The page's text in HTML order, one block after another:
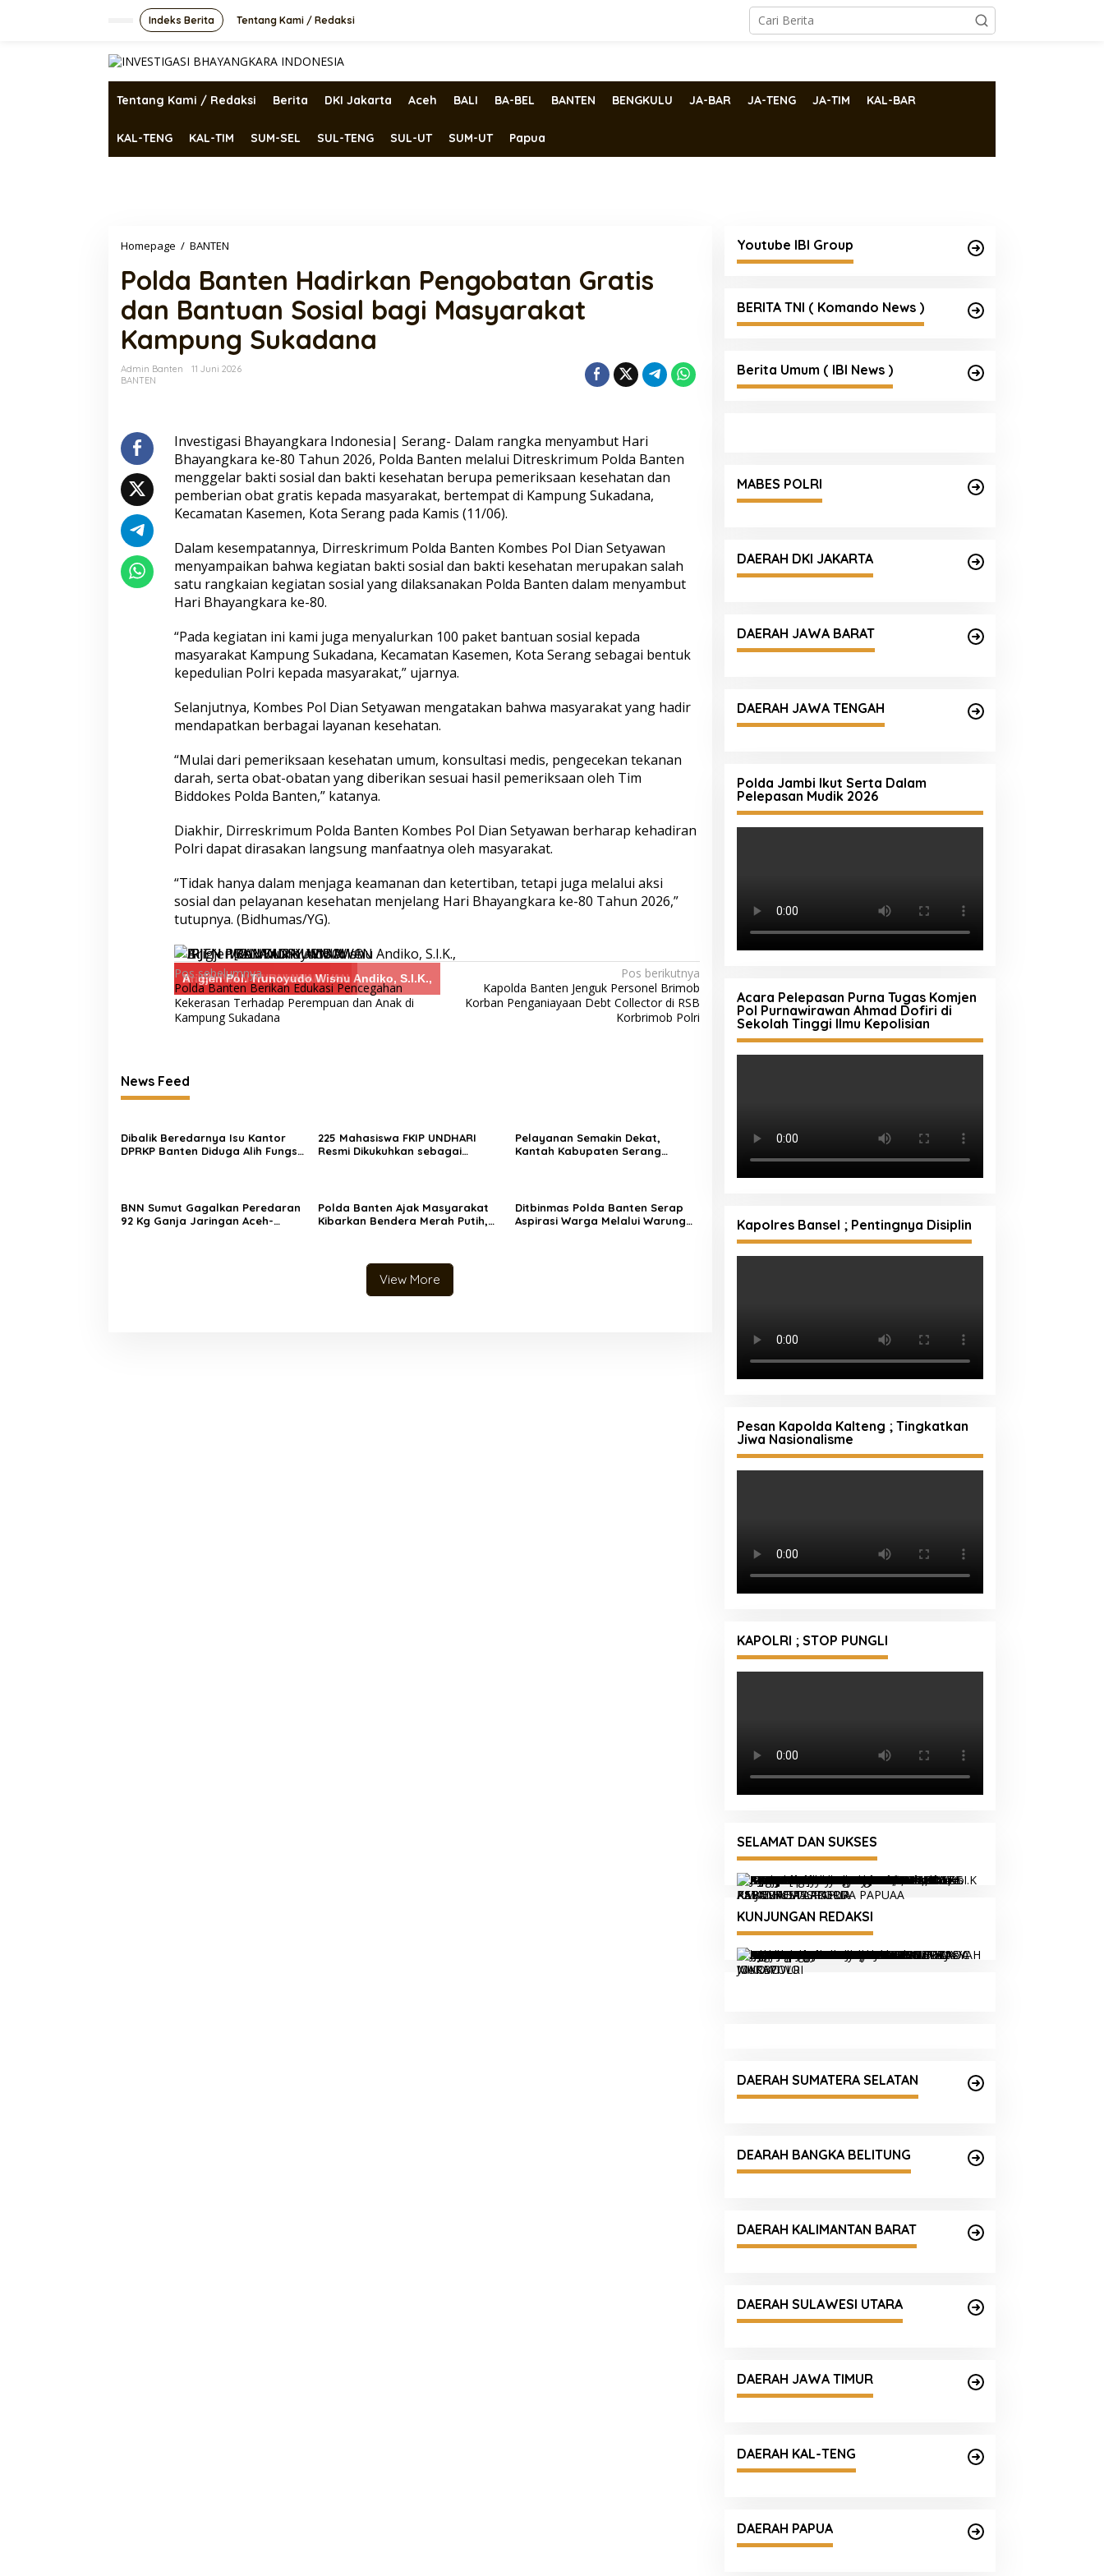
Indeks Berita Tentang Kami / Redaksi
Tentang Kami / Redaksi Berita DKI Jakarta Aceh BALI BA-BEL BANTEN BENGKULU JA-BAR JA-TENG JA-TIM KAL-BAR
KAL-TENG KAL-TIM SUM-SEL SUL-TENG SUL-UT SUM-UT Papua
Homepage / BANTEN
Hadirkan
Pengobatan
Gratis
dan
Bantuan
Sosial
bagi
Polda Banten Hadirkan Pengobatan Gratis
dan Bantuan Sosial bagi Masyarakat
Kampung Sukadana
Admin Banten
11 Juni 2026
BANTEN
Investigasi Bhayangkara Indonesia| Serang- Dalam rangka menyambut Hari
Bhayangkara ke-80 Tahun 2026, Polda Banten melalui Ditreskrimum Polda Banten
menggelar bakti sosial dan bakti kesehatan berupa pemeriksaan kesehatan dan
pemberian obat gratis kepada masyarakat, bertempat di Kampung Sukadana,
Kecamatan Kasemen, Kota Serang pada Kamis (11/06).
Dalam kesempatannya, Dirreskrimum Polda Banten Kombes Pol Dian Setyawan
menyampaikan bahwa kegiatan bakti sosial dan bakti kesehatan merupakan salah
satu rangkaian kegiatan sosial yang dilaksanakan Polda Banten dalam menyambut
Hari Bhayangkara ke-80.
“Pada kegiatan ini kami juga menyalurkan 100 paket bantuan sosial kepada
masyarakat Kampung Sukadana, Kecamatan Kasemen, Kota Serang sebagai bentuk
kepedulian Polri kepada masyarakat,” ujarnya.
Selanjutnya, Kombes Pol Dian Setyawan mengatakan bahwa masyarakat yang hadir
mendapatkan berbagai layanan kesehatan.
“Mulai dari pemeriksaan kesehatan umum, konsultasi medis, pengecekan tekanan
darah, serta obat-obatan yang diberikan sesuai hasil pemeriksaan oleh Tim
Biddokes Polda Banten,” katanya.
Diakhir, Dirreskrimum Polda Banten Kombes Pol Dian Setyawan berharap kehadiran
Polri dapat dirasakan langsung manfaatnya oleh masyarakat.
“Tidak hanya dalam menjaga keamanan dan ketertiban, tetapi juga melalui aksi
sosial dan pelayanan kesehatan menjelang Hari Bhayangkara ke-80 Tahun 2026,”
tutupnya. (Bidhumas/YG).
IRJEN P SANDI
IRJEN P[OL ANDRY WIBOWO
IRJEN POL IWAN KURNIAWAN
IRJEN IWAN KURNIAWAN
Brigjen Pol. Trunoyudo Wisnu Andiko, S.I.K.,
A
Navigasi
pos
Pos sebelumnya
Polda Banten Berikan Edukasi Pencegahan
Kekerasan Terhadap Perempuan dan Anak di
Kampung Sukadana
Pos berikutnya
Kapolda Banten Jenguk Personel Brimob
Korban Penganiayaan Debt Collector di RSB
Korbrimob Polri
News Feed
Dibalik Beredarnya Isu Kantor
DPRKP Banten Diduga Alih Fungsi
225 Mahasiswa FKIP UNDHARI
Resmi Dikukuhkan sebagai
Pelayanan Semakin Dekat,
Kantah Kabupaten Serang
Toyomerto
BNN Sumut Gagalkan Peredaran
92 Kg Ganja Jaringan Aceh-
Polda Banten Ajak Masyarakat
Kibarkan Bendera Merah Putih,
Ditbinmas Polda Banten Serap
Aspirasi Warga Melalui Warung
View More
Youtube IBI Group
BERITA TNI ( Komando News )
Berita Umum ( IBI News )
MABES POLRI
DAERAH DKI JAKARTA
DAERAH JAWA BARAT
DAERAH JAWA TENGAH
Polda Jambi Ikut Serta Dalam
Pelepasan Mudik 2026
Acara Pelepasan Purna Tugas Komjen
Pol Purnawirawan Ahmad Dofiri di
Sekolah Tinggi Ilmu Kepolisian
Kapolres Bansel ; Pentingnya Disiplin
Pesan Kapolda Kalteng ; Tingkatkan
Jiwa Nasionalisme
KAPOLRI ; STOP PUNGLI
SELAMAT DAN SUKSES
KUNJUNGAN REDAKSI
DAERAH SUMATERA SELATAN
DEARAH BANGKA BELITUNG
DAERAH KALIMANTAN BARAT
DAERAH SULAWESI UTARA
DAERAH JAWA TIMUR
DAERAH KAL-TENG
DAERAH PAPUA